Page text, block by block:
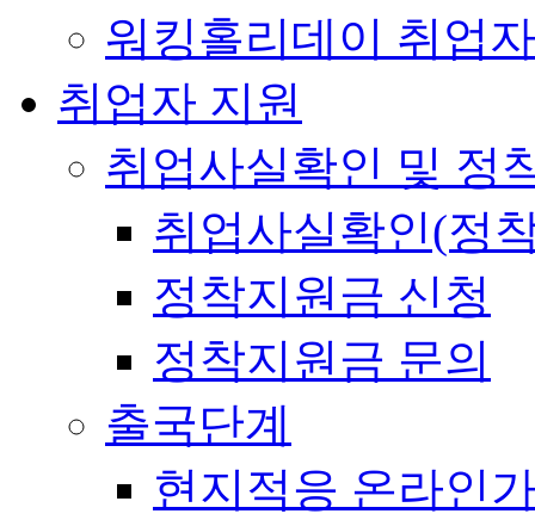
워킹홀리데이 취업
취업자 지원
취업사실확인 및 정
취업사실확인(정
정착지원금 신청
정착지원금 문의
출국단계
현지적응 온라인